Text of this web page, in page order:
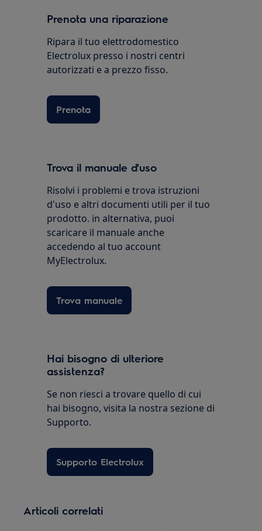
Prenota una riparazione
Ripara il tuo elettrodomestico
Electrolux presso i nostri centri
autorizzati e a prezzo fisso.
Prenota
Trova il manuale d'uso
Risolvi i problemi e trova istruzioni
d'uso e altri documenti utili per il tuo
prodotto. in alternativa, puoi
scaricare il manuale anche
accedendo al tuo account
MyElectrolux.
Trova manuale
Hai bisogno di ulteriore
assistenza?
Se non riesci a trovare quello di cui
hai bisogno, visita la nostra sezione di
Supporto.
Supporto Electrolux
Articoli correlati